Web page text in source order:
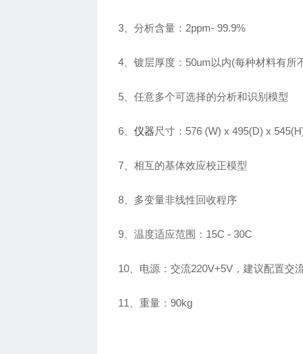
3、分析含量：2ppm- 99.9%
4、镀层厚度：50um以内(每种材料有所
5、任意多个可选择的分析和识别模型
6、仪器尺寸：576 (W) x 495(D) x
7、相互的基体效应校正模型
8、多变量非线性回收程序
9、温度适应范围：15C - 30C
10、电源：交流220V+5V，建议配置交
11、重量：90kg